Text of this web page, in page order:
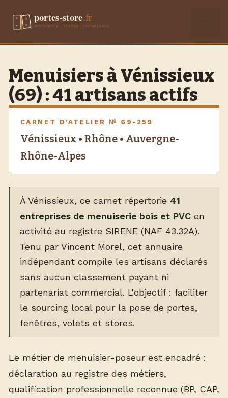
Menuisiers à Vénissieux
(69) : 41 artisans actifs
CARNET D'ATELIER № 69-259
Vénissieux • Rhône • Auvergne-
Rhône-Alpes
À Vénissieux, ce carnet répertorie 41
entreprises de menuiserie bois et PVCen
activité au registre SIRENE (NAF 43.32A).
Tenu par Vincent Morel, cet annuaire
indépendant compile les artisans déclarés
sans aucun classement payant ni
partenariat commercial. L'objectif : faciliter
le sourcing local pour la pose de portes,
fenêtres, volets et stores.
Le métier de menuisier-poseur est encadré :
déclaration au registre des métiers,
qualification professionnelle reconnue (BP, CAP,